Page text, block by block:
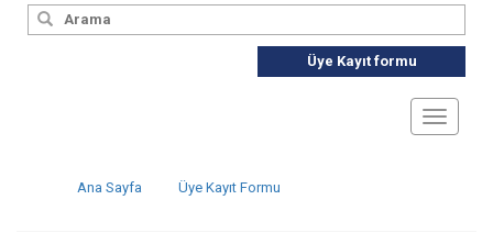
Üye Kayıt formu
Toggle
Ana Sayfa Üye Kayıt Formu